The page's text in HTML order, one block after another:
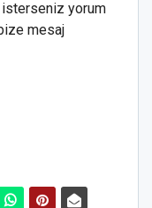
isterseniz yorum
mesaj